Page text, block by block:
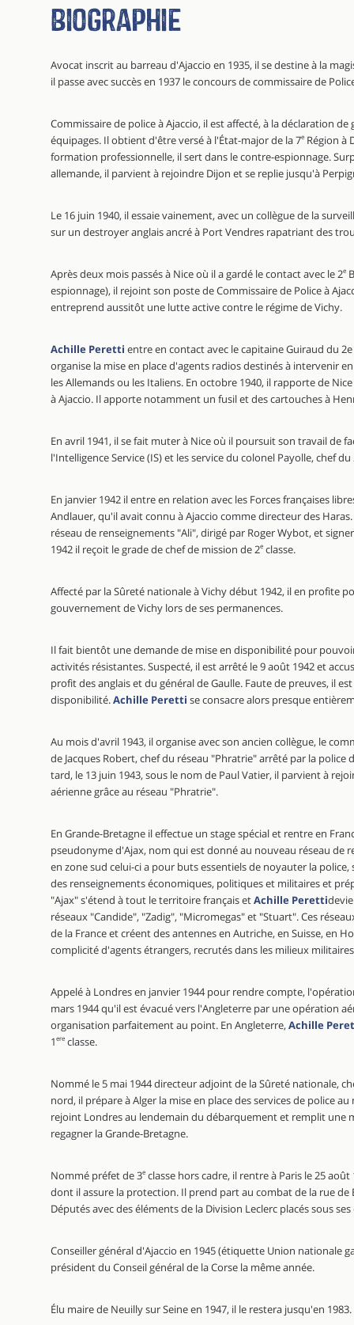
Biographie
Avocat inscrit au barreau d'Ajaccio en 1935, il se destine à la
il passe avec succès en 1937 le concours de commissaire de
Commissaire de police à Ajaccio, il est affecté, à la déclaration de
équipages. Il obtient d'être versé à l'État-major de la 7e Région à
formation professionnelle, il sert dans le contre-espionnage.
allemande, il parvient à rejoindre Dijon et se replie jusqu'à
Le 16 juin 1940, il essaie vainement, avec un collègue de la
sur un destroyer anglais ancré à Port Vendres rapatriant des
Après deux mois passés à Nice où il a gardé le contact avec le 2e
espionnage), il rejoint son poste de Commissaire de Police à
entreprend aussitôt une lutte active contre le régime de Vichy.
Achille Peretti entre en contact avec le capitaine Guiraud du
organise la mise en place d'agents radios destinés à intervenir
les Allemands ou les Italiens. En octobre 1940, il rapporte de
à Ajaccio. Il apporte notamment un fusil et des cartouches à
En avril 1941, il se fait muter à Nice où il poursuit son travail de
l'Intelligence Service (IS) et les service du colonel Payolle, chef du
En janvier 1942 il entre en relation avec les Forces françaises
Andlauer, qu'il avait connu à Ajaccio comme directeur des
réseau de renseignements "Ali", dirigé par Roger Wybot, et
1942 il reçoit le grade de chef de mission de 2e classe.
Affecté par la Sûreté nationale à Vichy début 1942, il en profite
gouvernement de Vichy lors de ses permanences.
Il fait bientôt une demande de mise en disponibilité pour
activités résistantes. Suspecté, il est arrêté le 9 août 1942 et
profit des anglais et du général de Gaulle. Faute de preuves, il
disponibilité.Achille Peretti se consacre alors presque
Au mois d'avril 1943, il organise avec son ancien collègue, le
de Jacques Robert, chef du réseau "Phratrie" arrêté par la police
tard, le 13 juin 1943, sous le nom de Paul Vatier, il parvient à
aérienne grâce au réseau "Phratrie".
En Grande-Bretagne il effectue un stage spécial et rentre en
pseudonyme d'Ajax, nom qui est donné au nouveau réseau de
en zone sud celui-ci a pour buts essentiels de noyauter la
des renseignements économiques, politiques et militaires et
"Ajax" s'étend à tout le territoire français etAchille Peretti
réseaux "Candide", "Zadig", "Micromegas" et "Stuart". Ces
de la France et créent des antennes en Autriche, en Suisse, en
complicité d'agents étrangers, recrutés dans les milieux
Appelé à Londres en janvier 1944 pour rendre compte,
mars 1944 qu'il est évacué vers l'Angleterre par une opération
organisation parfaitement au point. En Angleterre,Achille
1 ere classe.
Nommé le 5 mai 1944 directeur adjoint de la Sûreté nationale,
nord, il prépare à Alger la mise en place des services de police
rejoint Londres au lendemain du débarquement et remplit une
regagner la Grande-Bretagne.
Nommé préfet de 3e classe hors cadre, il rentre à Paris le 25 août
dont il assure la protection. Il prend part au combat de la rue de
Députés avec des éléments de la Division Leclerc placés sous
Conseiller général d'Ajaccio en 1945 (étiquette Union nationale
président du Conseil général de la Corse la même année.
Élu maire de Neuilly sur Seine en 1947, il le restera jusqu'en 1983.